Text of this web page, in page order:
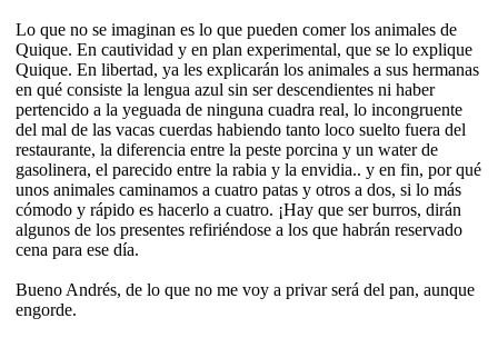
Lo que no se imaginan es lo que pueden comer los animales de
Quique. En cautividad y en plan experimental, que se lo explique
Quique. En libertad, ya les explicarán los animales a sus hermanas
en qué consiste la lengua azul sin ser descendientes ni haber
pertencido a la yeguada de ninguna cuadra real, lo incongruente
del mal de las vacas cuerdas habiendo tanto loco suelto fuera del
restaurante, la diferencia entre la peste porcina y un water de
gasolinera, el parecido entre la rabia y la envidia.. y en fin, por qué
unos animales caminamos a cuatro patas y otros a dos, si lo más
cómodo y rápido es hacerlo a cuatro. ¡Hay que ser burros, dirán
algunos de los presentes refiriéndose a los que habrán reservado
cena para ese día.
Bueno Andrés, de lo que no me voy a privar será del pan, aunque
engorde.